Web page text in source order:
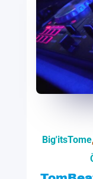
Big'itsTome,